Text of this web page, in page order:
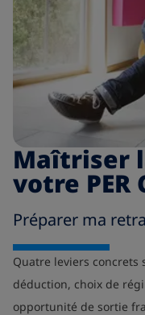
Maîtriser
votre PER
Préparer ma
Quatre leviers concrets
déduction, choix de
opportunité de sortie